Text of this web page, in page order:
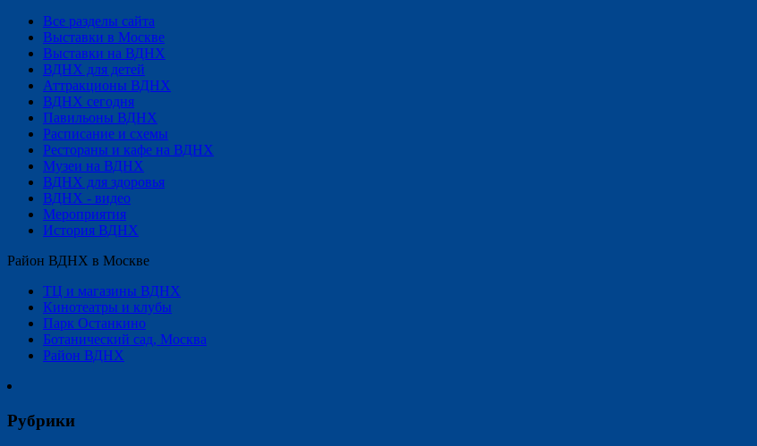
Все разделы сайта
Выставки в Москве
Выставки на ВДНХ
ВДНХ для детей
Аттракционы ВДНХ
ВДНХ сегодня
Павильоны ВДНХ
Расписание и схемы
Рестораны и кафе на ВДНХ
Музеи на ВДНХ
ВДНХ для здоровья
ВДНХ - видео
Мероприятия
История ВДНХ
Район ВДНХ в Москве
ТЦ и магазины ВДНХ
Кинотеатры и клубы
Парк Останкино
Ботанический сад, Москва
Район ВДНХ
Рубрики